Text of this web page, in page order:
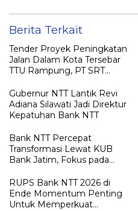
Berita Terkait
Tender Proyek Peningkatan
Jalan Dalam Kota Tersebar
TTU Rampung, PT SRT
Pemenang
Gubernur NTT Lantik Revi
Adiana Silawati Jadi Direktur
Kepatuhan Bank NTT
Bank NTT Percepat
Transformasi Lewat KUB
Bank Jatim, Fokus pada
Bisnis Daerah
RUPS Bank NTT 2026 di
Ende Momentum Penting
Untuk Memperkuat